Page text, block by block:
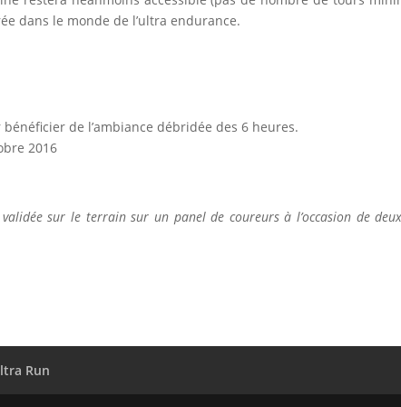
dans le monde de l’ultra endurance.
de l’ambiance débridée des 6 heures.
2016
sur le terrain sur un panel de coureurs à l’occasion de
Run